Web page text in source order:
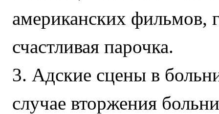
американских фильмов,
счастливая парочка.
3. Адские сцены в
случае вторжения